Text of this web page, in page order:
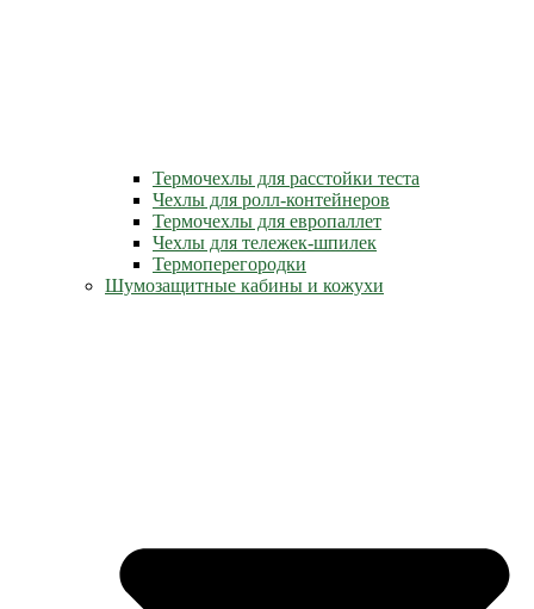
Термочехлы для расстойки теста
Чехлы для ролл-контейнеров
Термочехлы для европаллет
Чехлы для тележек-шпилек
Термоперегородки
Шумозащитные кабины и кожухи